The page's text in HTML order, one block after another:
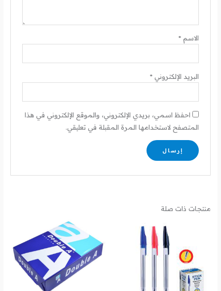
الاسم *
البريد الإلكتروني *
احفظ اسمي، بريدي الإلكتروني، والموقع الإلكتروني في هذا
المتصفح لاستخدامها المرة المقبلة في تعليقي.
منتجات ذات صلة
من
خلال